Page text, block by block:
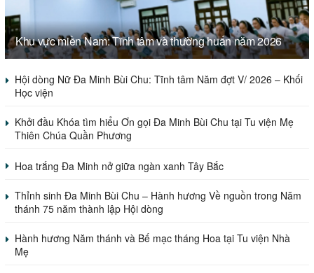
Khu vực miền Nam: Tĩnh tâm và thường huấn năm 2026
Hội dòng Nữ Đa Minh Bùi Chu: Tĩnh tâm Năm đợt V/ 2026 – Khối
Học viện
Khởi đầu Khóa tìm hiểu Ơn gọi Đa Minh Bùi Chu tại Tu viện Mẹ
Thiên Chúa Quần Phương
Hoa trắng Đa Minh nở giữa ngàn xanh Tây Bắc
Thỉnh sinh Đa Minh Bùi Chu – Hành hương Về nguồn trong Năm
thánh 75 năm thành lập Hội dòng
Hành hương Năm thánh và Bế mạc tháng Hoa tại Tu viện Nhà
Mẹ